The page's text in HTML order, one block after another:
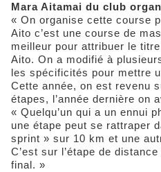
Mara Aitamai du club
« On organise cette course
Aito c’est une course de
meilleur pour attribuer le
Aito. On a modifié à
les spécificités pour mettre
Cette année, on est revenu
étapes, l’année dernière on
« Quelqu’un qui a un ennui
une étape peut se rattraper
sprint » sur 10 km et une
C’est sur l’étape de
final. »